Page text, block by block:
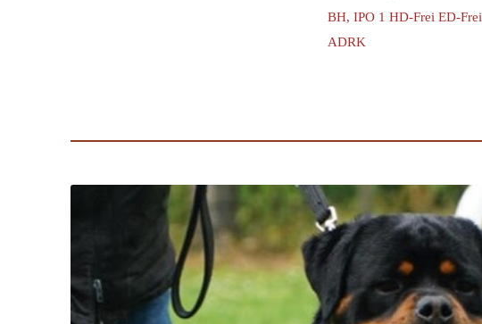
BH, IPO 1 HD-Frei ED-Frei
ADRK